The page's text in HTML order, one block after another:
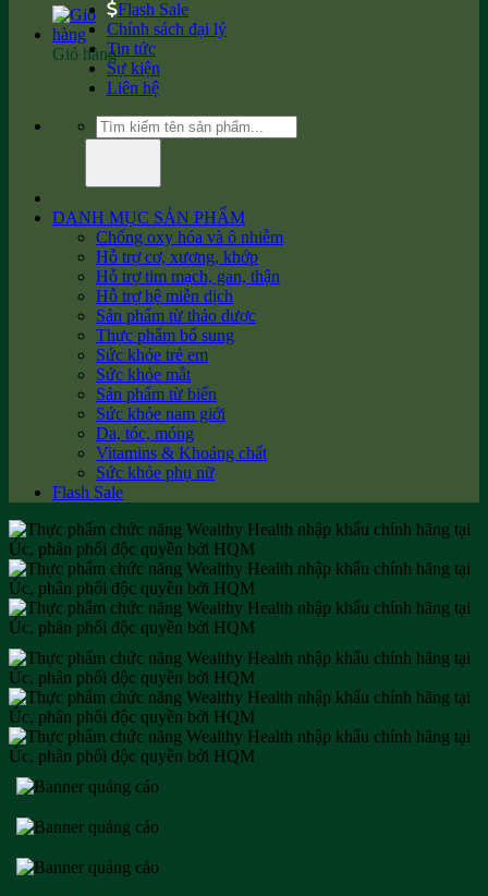
Giỏ hàng
Flash Sale
Chính sách đại lý
Tin tức
Sự kiện
Liên hệ
Tìm
kiếm:
DANH MỤC SẢN PHẨM
Chống oxy hóa và ô nhiễm
Hỗ trợ cơ, xương, khớp
Hỗ trợ tim mạch, gan, thận
Hỗ trợ hệ miễn dịch
Sản phẩm từ thảo dược
Thực phẩm bổ sung
Sức khỏe trẻ em
Sức khỏe mắt
Sản phẩm từ biển
Sức khỏe nam giới
Da, tóc, móng
Vitamins & Khoáng chất
Sức khỏe phụ nữ
Flash Sale